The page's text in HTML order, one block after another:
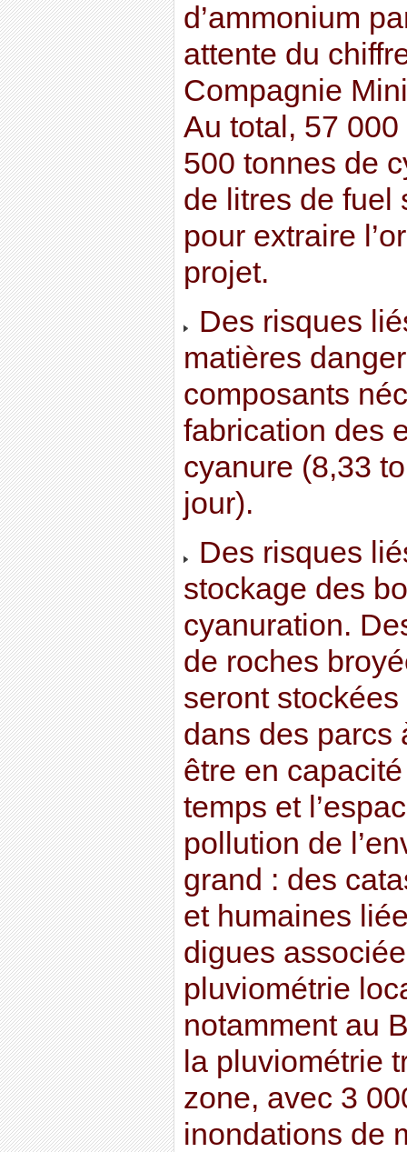
d’ammonium
attente du
Compagnie
Au total, 57 000
500 tonnes de
de litres de fuel
pour extraire
projet.
Des risques
matières
composants
fabrication des
cyanure (8,33
jour).
Des risques
stockage des
cyanuration.
de roches
seront
dans des parcs
être en
temps et
pollution de
grand : des
et humaines
digues
pluviométrie
notamment au
la pluviométrie
zone, avec 3
inondations de